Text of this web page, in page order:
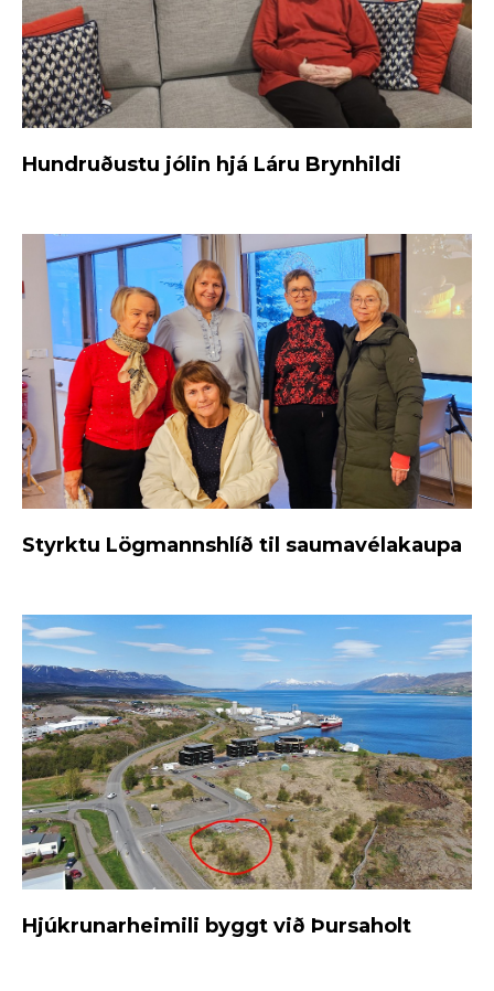
Hundruðustu jólin hjá Láru Brynhildi
Styrktu Lögmannshlíð til saumavélakaupa
Hjúkrunarheimili byggt við Þursaholt